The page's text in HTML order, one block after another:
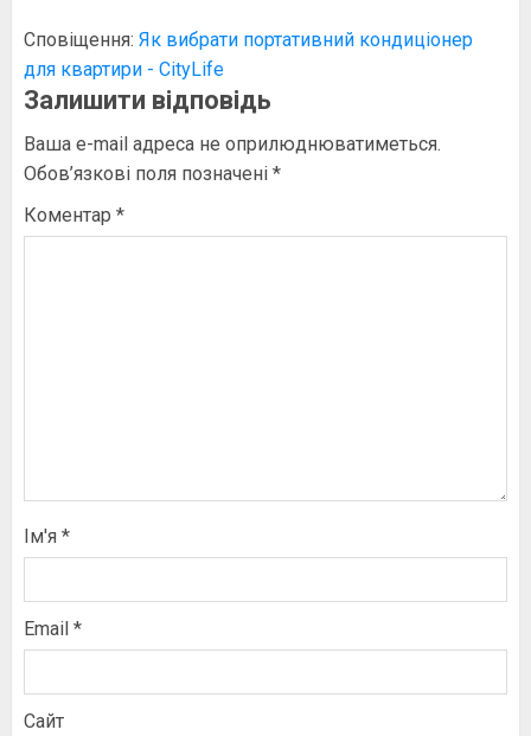
Сповіщення: Як вибрати портативний кондиціонер
для квартири - CityLife
Залишити відповідь
Ваша e-mail адреса не оприлюднюватиметься.
Обов’язкові поля позначені *
Коментар *
Ім'я *
Email *
Сайт